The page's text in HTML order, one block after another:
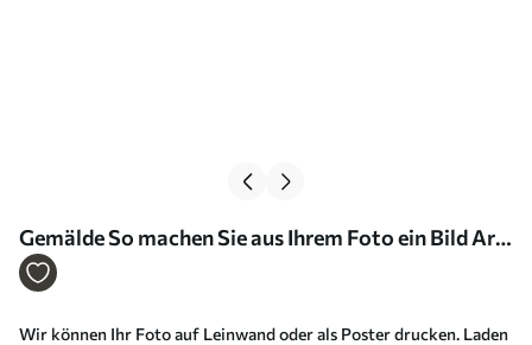
Gemälde So machen Sie aus Ihrem Foto ein Bild Art.
s33379
Wir können Ihr Foto auf Leinwand oder als Poster drucken. Laden